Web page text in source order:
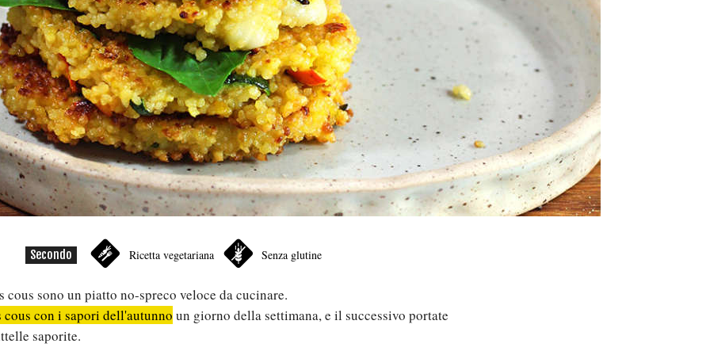
Secondo Ricetta vegetariana Senza glutine
sono un piatto no-spreco veloce da cucinare.
cous con i sapori dell'autunno un giorno della settimana, e il successivo portate
saporite.